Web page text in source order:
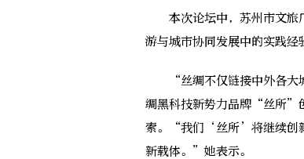
本次论坛中，苏州市文旅
游与城市协同发展中的实践经
“丝绸不仅链接中外各大城
绸黑科技新势力品牌“丝所”
索。“我们‘丝所’将继续创
新载体。”她表示。